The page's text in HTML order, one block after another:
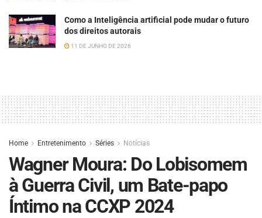
Como a Inteligência artificial pode mudar o futuro
dos direitos autorais
11 DE JUNHO DE 2026
Home Entretenimento Séries Notícias
Wagner Moura: Do Lobisomem
à Guerra Civil, um Bate-papo
Íntimo na CCXP 2024